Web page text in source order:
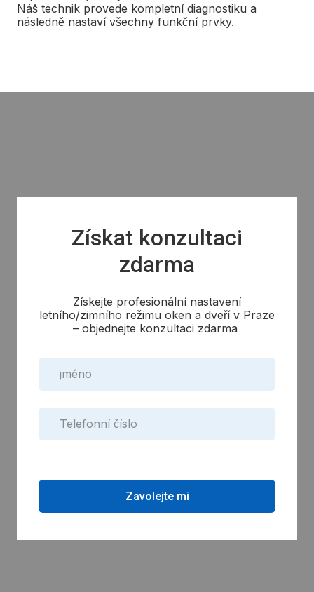
Náš technik provede kompletní diagnostiku a
následně nastaví všechny funkční prvky.
Získat konzultaci
zdarma
Získejte profesionální nastavení
letního/zimního režimu oken a dveří v Praze
– objednejte konzultaci zdarma
Zavolejte mi